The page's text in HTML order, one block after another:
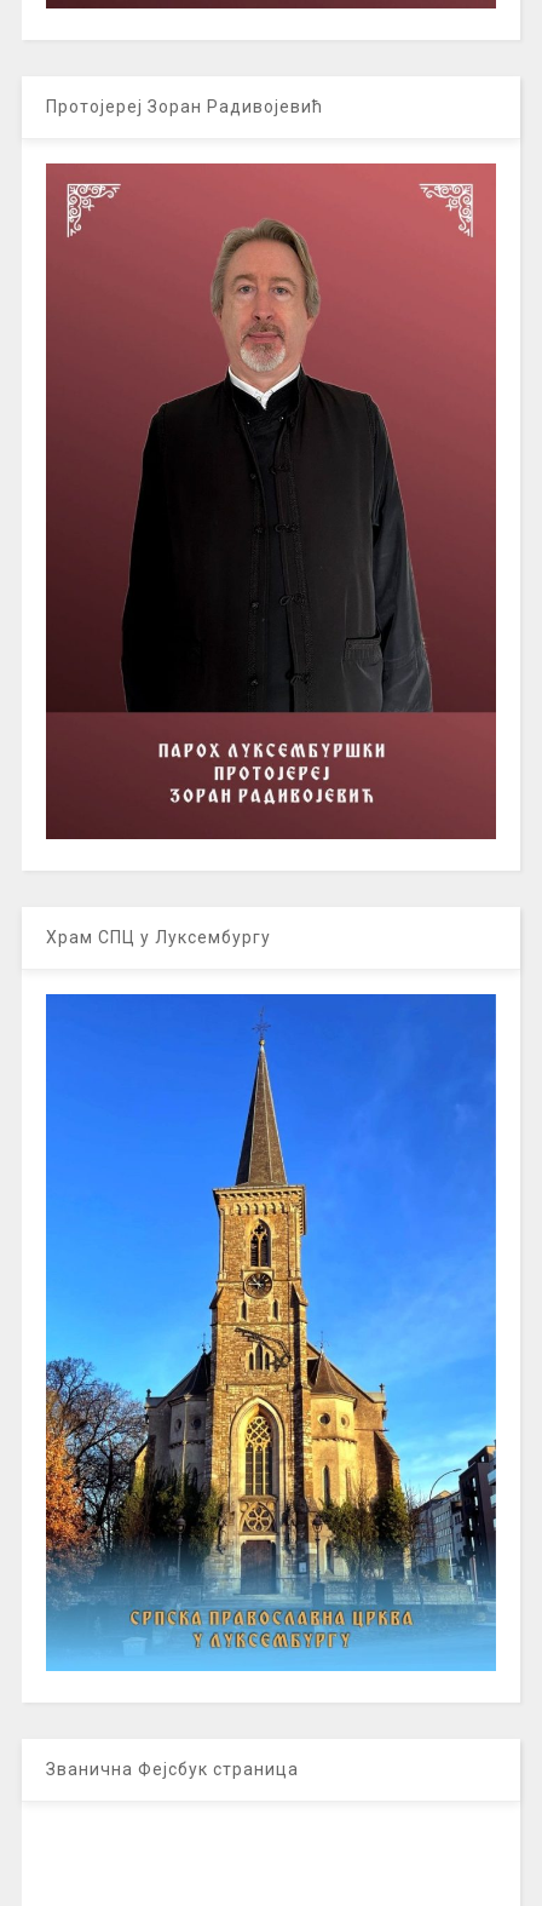
Протојереј Зоран Радивојевић
Храм СПЦ у Луксембургу
Званична Фејсбук страница